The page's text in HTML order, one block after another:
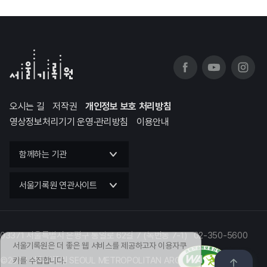
서울기록원은 더 좋은 웹 서비스를 제공하고자 이용자쿠
키를 수집합니다.
오시는 길 저작권
개인정보 보호 처리방침
영상정보처리기기 운영·관리방침
이용안내
함께하는 기관
서울기록원 연관사이트
03371 서울특별시 은평구 통일로 62길 7 (녹번동 7-1) 02-350-5600
©2023 서울기록원 SEOUL METROPOLITAN ARCHIVES